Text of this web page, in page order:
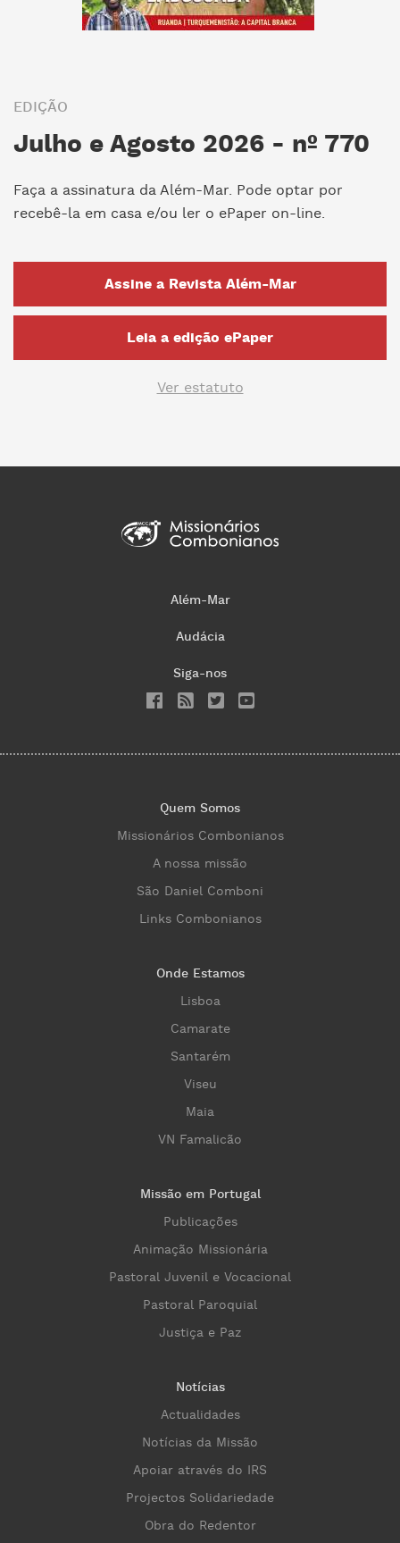
EDIÇÃO
Julho e Agosto 2026 - nº 770
Faça a assinatura da Além-Mar. Pode optar por
recebê-la em casa e/ou ler o ePaper on-line.
Assine a Revista Além-Mar
Leia a edição ePaper
Ver estatuto
Além-Mar
Audácia
Siga-nos
Quem Somos
Missionários Combonianos
A nossa missão
São Daniel Comboni
Links Combonianos
Onde Estamos
Lisboa
Camarate
Santarém
Viseu
Maia
VN Famalicão
Missão em Portugal
Publicações
Animação Missionária
Pastoral Juvenil e Vocacional
Pastoral Paroquial
Justiça e Paz
Notícias
Actualidades
Notícias da Missão
Apoiar através do IRS
Projectos Solidariedade
Obra do Redentor